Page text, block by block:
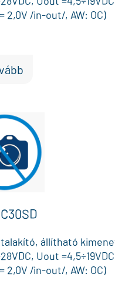
2,0V /in-out/, AW: OC)
állítható
Uout
2,0V /in-out/, AW: OC)